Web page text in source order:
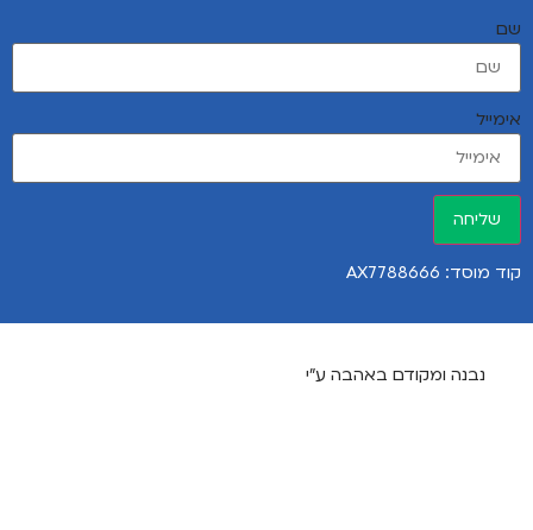
שם
אימייל
שליחה
קוד מוסד: AX7788666
נבנה ומקודם באהבה ע"י